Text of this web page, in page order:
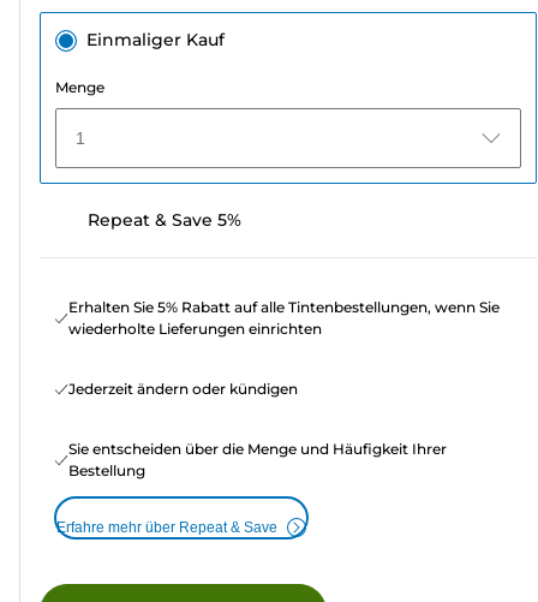
Einmaliger Kauf
Menge
1
Repeat & Save 5%
Erhalten Sie 5% Rabatt auf alle Tintenbestellungen, wenn Sie
wiederholte Lieferungen einrichten
Jederzeit ändern oder kündigen
Sie entscheiden über die Menge und Häufigkeit Ihrer
Bestellung
Erfahre mehr über Repeat & Save